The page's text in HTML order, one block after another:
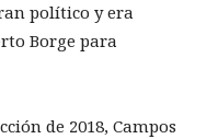
político y era
Borge para
de 2018, Campos